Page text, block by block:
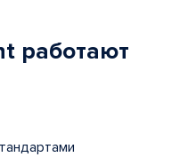
работают